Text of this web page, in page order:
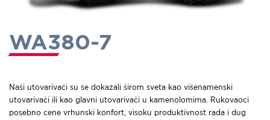
WA380-7
Naši utovarivači su se dokazali širom sveta kao višenamenski
utovarivači ili kao glavni utovarivači u kamenolomima. Rukovaoci
posebno cene vrhunski konfort, visoku produktivnost rada i dug